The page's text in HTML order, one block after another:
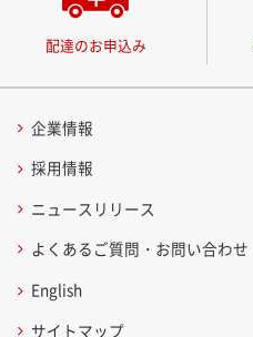
配達のお申込み
企業情報
採用情報
ニュースリリース
よくあるご質問・お問い合わせ
English
サイトマップ